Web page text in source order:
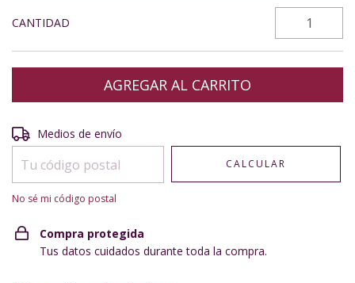
CANTIDAD
Entregas para el CP:
Medios de envío
CALCULAR
No sé mi código postal
Compra protegida
Tus datos cuidados durante toda la compra.